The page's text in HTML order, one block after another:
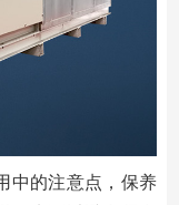
中的注意点，保养